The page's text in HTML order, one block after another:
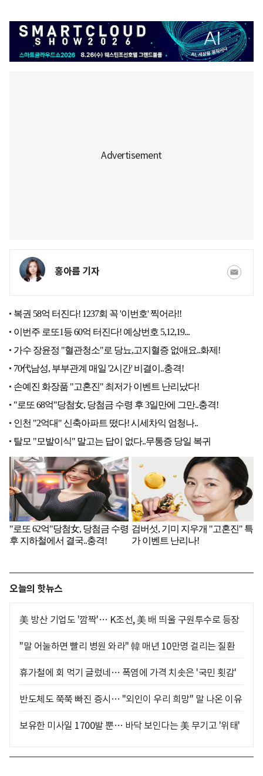
홍아름 기자
오늘의 핫뉴스
美 방산 기업도 '깜짝'… K조선, 美 배 띄울 구원투수로 등장
"말 어눌하면 빨리 병원 와라" 韓 매년 10만명 걸리는 질환
휴가철에 회 먹기 글렀네… 폭염에 가격 치솟은 '국민 횟감'
반도체도 쭉쭉 빠진 증시… "외인이 우리 희망" 말 나온 이유
보유한 미사일 1700발 뿐… 바닥 보인다는 美 무기고 '위태'